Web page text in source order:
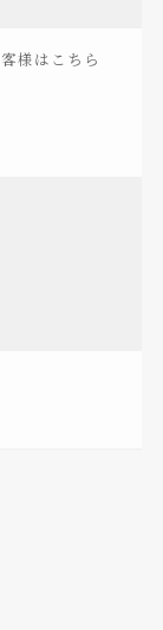
様はこちら